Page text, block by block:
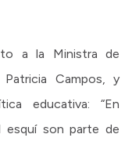
a la Ministra de
Campos, y
educativa: “En
esquí son parte de